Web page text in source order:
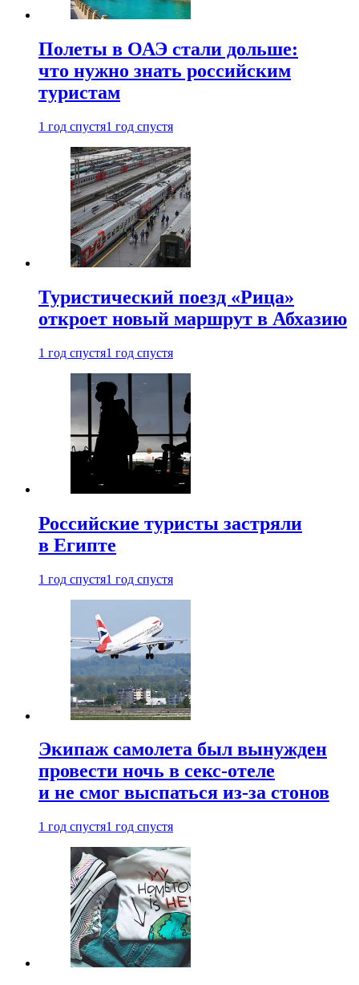
Полеты в ОАЭ стали дольше:
что нужно знать российским
туристам
1 год спустя1 год спустя
Туристический поезд «Рица»
откроет новый маршрут в Абхазию
1 год спустя1 год спустя
Российские туристы застряли
в Египте
1 год спустя1 год спустя
Экипаж самолета был вынужден
провести ночь в секс-отеле
и не смог выспаться из-за стонов
1 год спустя1 год спустя